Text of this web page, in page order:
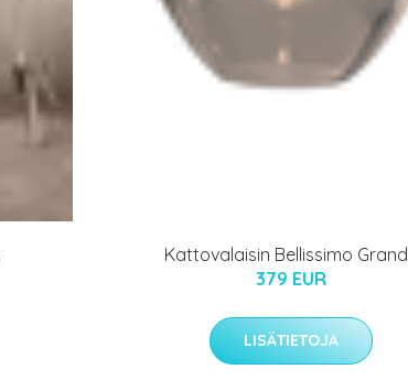
Kattovalaisin Bellissimo
379 EUR
LISÄTIETOJA